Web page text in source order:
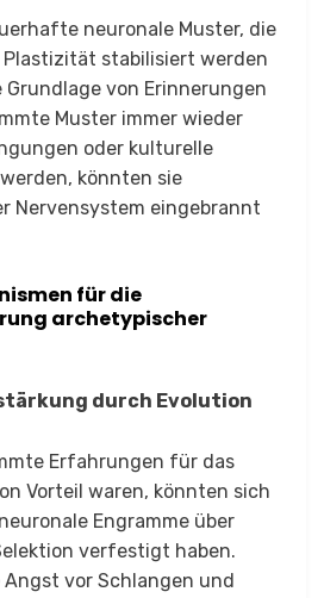
neuronale Muster, die
stabilisiert werden
Grundlage von Erinnerungen
Muster immer wieder
oder kulturelle
könnten sie
Nervensystem eingebrannt
für die
archetypischer
durch Evolution
Erfahrungen für das
Vorteil waren, könnten sich
Engramme über
verfestigt haben.
Angst vor Schlangen und